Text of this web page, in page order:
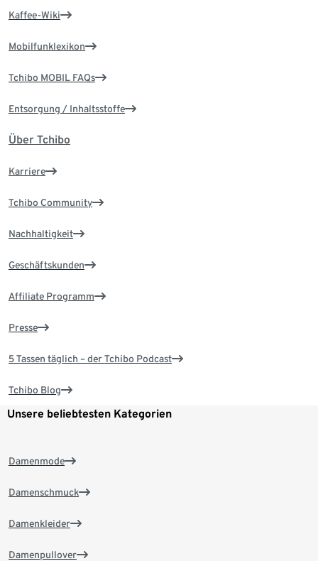
Kaffee-Wiki
Mobilfunklexikon
Tchibo MOBIL FAQs
Entsorgung / Inhaltsstoffe
Über Tchibo
Karriere
Tchibo Community
Nachhaltigkeit
Geschäftskunden
Affiliate Programm
Presse
5 Tassen täglich – der Tchibo Podcast
Tchibo Blog
Unsere beliebtesten Kategorien
Damenmode
Damenschmuck
Damenkleider
Damenpullover